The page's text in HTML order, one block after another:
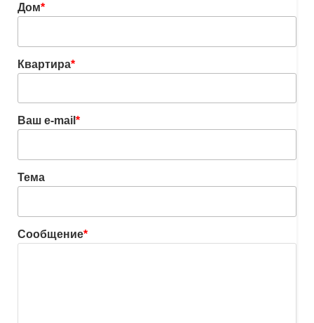
Дом*
Квартира*
Ваш e-mail *
Тема
Сообщение*